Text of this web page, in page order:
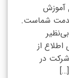
آموزش
خدمت شماست.
از
در